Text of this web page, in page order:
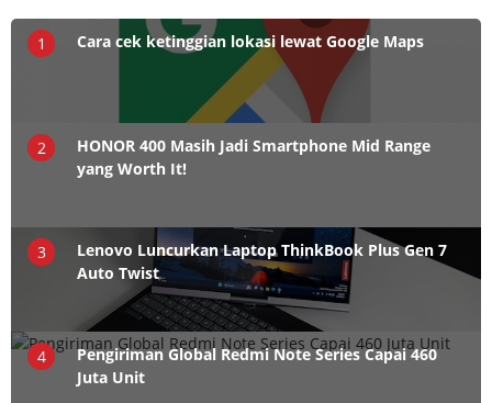
1 Cara cek ketinggian lokasi lewat Google Maps
2
HONOR 400 Masih Jadi Smartphone Mid Range
yang Worth It!
3
Lenovo Luncurkan Laptop ThinkBook Plus Gen 7
Auto Twist
4
Pengiriman Global Redmi Note Series Capai 460
Juta Unit